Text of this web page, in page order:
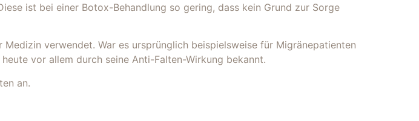
ist bei einer Botox-Behandlung so gering, dass kein Grund zur Sorge
verwendet. War es ursprünglich beispielsweise für Migränepatienten
vor allem durch seine Anti-Falten-Wirkung bekannt.
an.